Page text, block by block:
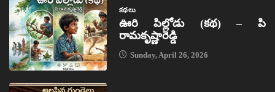
కథలు
ఊరి పిల్లోడు (కథ) – పి
రామకృష్ణారెడ్డి
Sunday, April 26, 2026